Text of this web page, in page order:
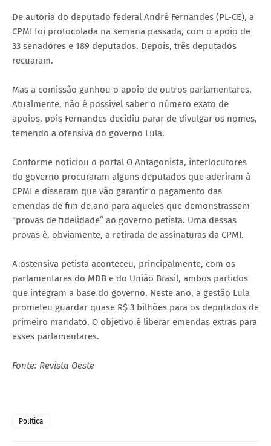
De autoria do deputado federal André Fernandes (PL-CE), a
CPMI foi protocolada na semana passada, com o apoio de
33 senadores e 189 deputados. Depois, três deputados
recuaram.
Mas a comissão ganhou o apoio de outros parlamentares.
Atualmente, não é possível saber o número exato de
apoios, pois Fernandes decidiu parar de divulgar os nomes,
temendo a ofensiva do governo Lula.
Conforme noticiou o portal O Antagonista, interlocutores
do governo procuraram alguns deputados que aderiram à
CPMI e disseram que vão garantir o pagamento das
emendas de fim de ano para aqueles que demonstrassem
“provas de fidelidade” ao governo petista. Uma dessas
provas é, obviamente, a retirada de assinaturas da CPMI.
A ostensiva petista aconteceu, principalmente, com os
parlamentares do MDB e do União Brasil, ambos partidos
que integram a base do governo. Neste ano, a gestão Lula
prometeu guardar quase R$ 3 bilhões para os deputados de
primeiro mandato. O objetivo é liberar emendas extras para
esses parlamentares.
Fonte: Revista Oeste
Política